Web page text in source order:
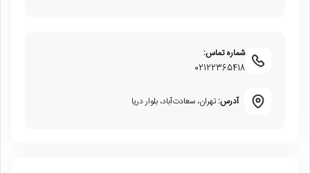
شماره تماس:
02122365418
آدرس:تهران، سعادت‌آباد، بلوار دریا